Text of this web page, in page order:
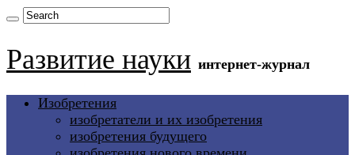
Развитие науки интернет-журнал
Изобретения
изобретатели и их изобретения
изобретения будущего